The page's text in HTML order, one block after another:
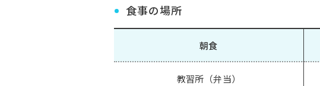
食事の場所
朝食
教習所（弁当）